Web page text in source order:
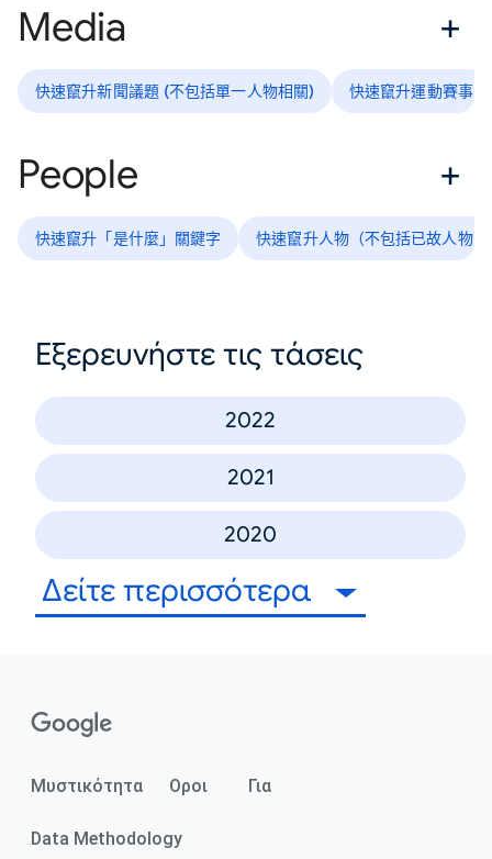
Media
快速竄升新聞議題 (不包括單一人物相關) 快速竄升運動賽事
People
快速竄升「是什麼」關鍵字 快速竄升人物（不包括已故人物）
Εξερευνήστε τις τάσεις
2022
2021
2020
Δείτε περισσότερα
Μυστικότητα Οροι Για
Data Methodology